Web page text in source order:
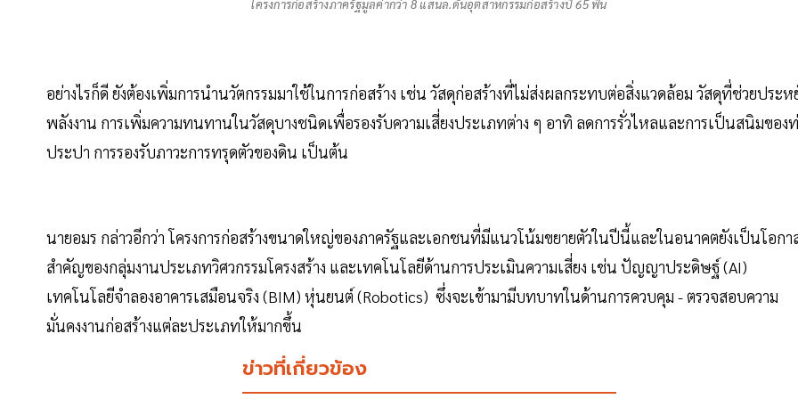
โครงการก่อสร้างภาครัฐมูลค่ากว่า 8 แสนล.ดันอุตสาหกรรมก่อสร้างปี 65 ฟื้น
อย่างไรก็ดี ยังต้องเพิ่มการนำนวัตกรรมมาใช้ในการก่อสร้าง เช่น วัสดุก่อสร้างที่ไม่ส่งผลกระทบต่อสิ่งแวดล้อม วัสดุที่ช่วยประห
พลังงาน การเพิ่มความทนทานในวัสดุบางชนิดเพื่อรองรับความเสี่ยงประเภทต่าง ๆ อาทิ ลดการรั่วไหลและการเป็นสนิมของ
ประปา การรองรับภาวะการทรุดตัวของดิน เป็นต้น
นายอมร กล่าวอีกว่า โครงการก่อสร้างขนาดใหญ่ของภาครัฐและเอกชนที่มีแนวโน้มขยายตัวในปีนี้และในอนาคตยังเป็นโอกา
สำคัญของกลุ่มงานประเภทวิศวกรรมโครงสร้าง และเทคโนโลยีด้านการประเมินความเสี่ยง เช่น ปัญญาประดิษฐ์ (AI)
เทคโนโลยีจำลองอาคารเสมือนจริง (BIM) หุ่นยนต์ (Robotics) ซึ่งจะเข้ามามีบทบาทในด้านการควบคุม - ตรวจสอบความ
มั่นคงงานก่อสร้างแต่ละประเภทให้มากขึ้น
ข่าวที่เกี่ยวข้อง